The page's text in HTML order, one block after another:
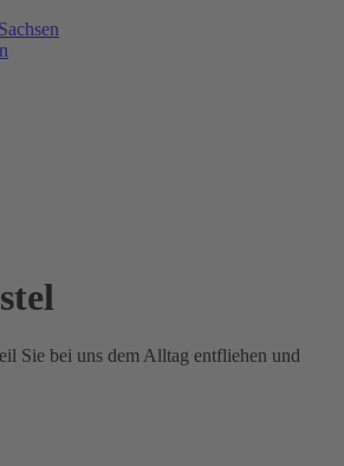
Sie bei uns dem Alltag entfliehen und